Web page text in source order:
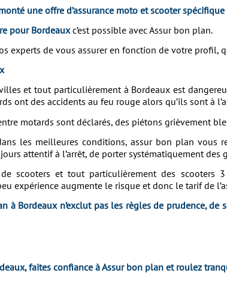
une offre d’assurance moto et scooter
pour Bordeauxc’est possible avec Assur bon plan.
experts de vous assurer en fonction de votre profil,
et tout particulièrement à Bordeaux est
ont des accidents au feu rouge alors qu’ils sont à
motards sont déclarés, des piétons grièvement
les meilleures conditions, assur bon plan vous
attentif à l’arrêt, de porter systématiquement des
scooters et tout particulièrement des scooters
expérience augmente le risque et donc le tarif de
à Bordeaux n’exclut pas les règles de prudence,
faites confiance à Assur bon plan et roulez